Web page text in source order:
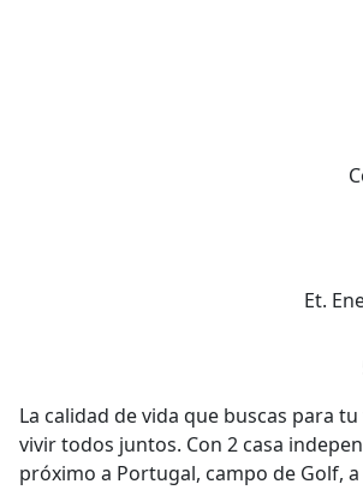
Et.
La calidad de vida que buscas para
vivir todos juntos. Con 2 casa
próximo a Portugal, campo de Golf,